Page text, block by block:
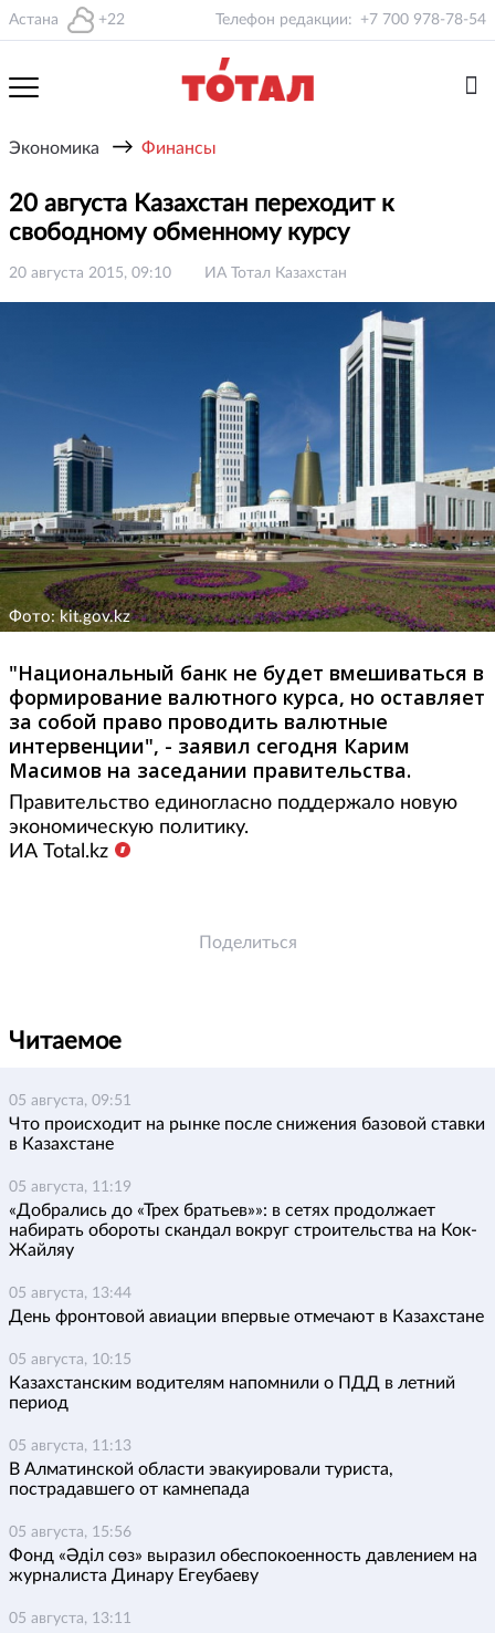
Астана +22 Телефон редакции: +7 700 978-78-54
Экономика → Финансы
20 августа Казахстан переходит к
свободному обменному курсу
20 августа 2015, 09:10 ИА Тотал Казахстан
Фото: kit.gov.kz
"Национальный банк не будет вмешиваться в
формирование валютного курса, но оставляет
за собой право проводить валютные
интервенции", - заявил сегодня Карим
Масимов на заседании правительства.
Правительство единогласно поддержало новую
экономическую политику.
ИА Total.kz
Поделиться
Читаемое
05 августа, 09:51
Что происходит на рынке после снижения базовой ставки
в Казахстане
05 августа, 11:19
«Добрались до «Трех братьев»»: в сетях продолжает
набирать обороты скандал вокруг строительства на Кок-
Жайляу
05 августа, 13:44
День фронтовой авиации впервые отмечают в Казахстане
05 августа, 10:15
Казахстанским водителям напомнили о ПДД в летний
период
05 августа, 11:13
В Алматинской области эвакуировали туриста,
пострадавшего от камнепада
05 августа, 15:56
Фонд «Әділ сөз» выразил обеспокоенность давлением на
журналиста Динару Егеубаеву
05 августа, 13:11